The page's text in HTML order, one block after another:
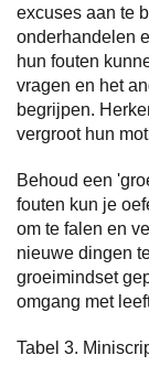
excuses aan te
onderhandelen
hun fouten
vragen en het
begrijpen.
vergroot hun
Behoud een
fouten kun je
om te falen en
nieuwe dingen
groeimindset
omgang met
Tabel 3.